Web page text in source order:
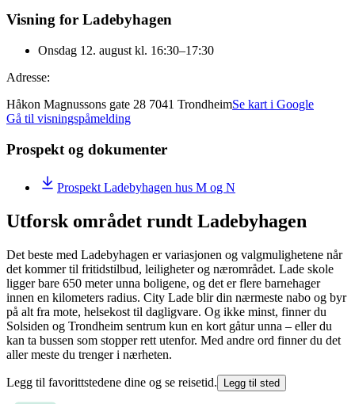
Visning for Ladebyhagen
Onsdag 12. august kl. 16:30–17:30
Adresse:
Håkon Magnussons gate 28 7041 TrondheimSe kart i Google
Gå til visningspåmelding
Prospekt og dokumenter
Prospekt Ladebyhagen hus M og N
Utforsk området rundt Ladebyhagen
Det beste med Ladebyhagen er variasjonen og valgmulighetene når
det kommer til fritidstilbud, leiligheter og nærområdet. Lade skole
ligger bare 650 meter unna boligene, og det er flere barnehager
innen en kilometers radius. City Lade blir din nærmeste nabo og byr
på alt fra mote, helsekost til dagligvare. Og ikke minst, finner du
Solsiden og Trondheim sentrum kun en kort gåtur unna – eller du
kan ta bussen som stopper rett utenfor. Med andre ord finner du det
aller meste du trenger i nærheten.
Legg til favorittstedene dine og se reisetid. Legg til sted